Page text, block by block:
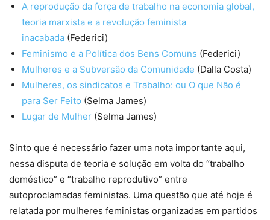
A reprodução da força de trabalho na economia global,
teoria marxista e a revolução feminista
inacabada (Federici)
Feminismo e a Política dos Bens Comuns (Federici)
Mulheres e a Subversão da Comunidade (Dalla Costa)
Mulheres, os sindicatos e Trabalho: ou O que Não é
para Ser Feito (Selma James)
Lugar de Mulher (Selma James)
Sinto que é necessário fazer uma nota importante aqui,
nessa disputa de teoria e solução em volta do “trabalho
doméstico” e “trabalho reprodutivo” entre
autoproclamadas feministas. Uma questão que até hoje é
relatada por mulheres feministas organizadas em partidos